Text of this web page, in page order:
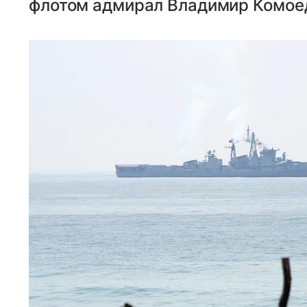
флотом адмирал Владимир